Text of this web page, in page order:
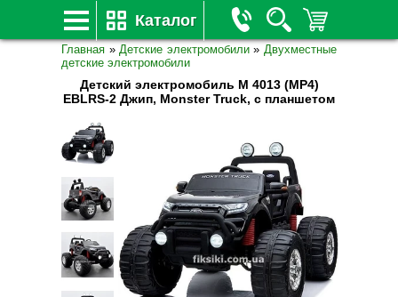
Каталог
Главная »Детские электромобили »Двухместные
детские электромобили
Детский электромобиль M 4013 (MP4)
EBLRS-2 Джип, Monster Truck, с планшетом